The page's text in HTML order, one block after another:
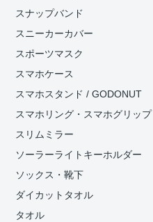
スナップバンド
スニーカーカバー
スポーツマスク
スマホケース
スマホスタンド / GODONUT
スマホリング・スマホグリップ
スリムミラー
ソーラーライトキーホルダー
ソックス・靴下
ダイカットタオル
タオル